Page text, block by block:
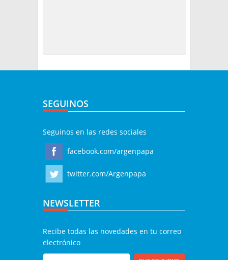
SEGUINOS
Seguinos en las redes sociales
facebook.com/argenpapa
twitter.com/Argenpapa
NEWSLETTER
Recibe todas las novedades en tu correo
electrónico